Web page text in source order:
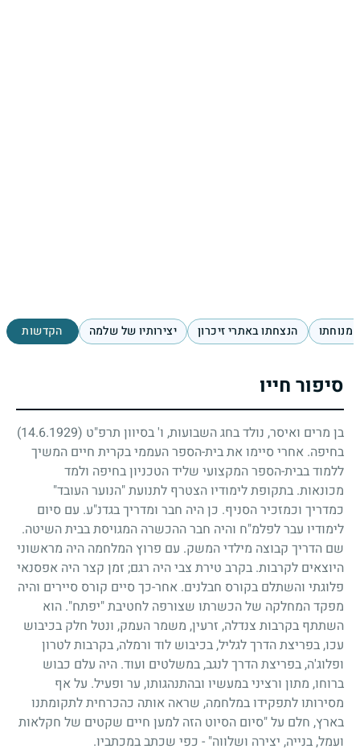
מנוחתו הנצחתו באתרי זיכרון יצירותיו של שלמה הקדשות
סיפור חייו
בן מרים ואיסר, נולד בחג השבועות, ו' בסיוון תרפ"ט (14.6.1929)
בחיפה. אחרי סיימו את בית-הספר העממי בקרית חיים המשיך
ללמוד בבית-הספר המקצועי שליד הטכניון בחיפה ולמד
מכונאות. בתקופת לימודיו הצטרף לתנועת "הנוער העובד"
כמדריך וכמזכיר הסניף. כן היה חבר ומדריך בגדנ"ע. עם סיום
לימודיו עבר לפלמ"ח והיה חבר ההכשרה המגויסת בבית השיטה.
שם הדריך קבוצה מילדי המשק. עם פרוץ המלחמה היה מראשוני
היוצאים לקרבות. בקרב טירת צבי היה רגם; זמן קצר היה אפסנאי
פלוגתי והשתלם בקורס חבלנים. אחר-כך סיים קורס סיירים והיה
מפקד המחלקה של הכשרתו שצורפה לחטיבת "יפתח". הוא
השתתף בקרבות צנדלה, זרעין, משמר העמק, ונטל חלק בכיבוש
עכו, בפריצת הדרך לגליל, בכיבוש לוד ורמלה, בקרבות לטרון
ופלוג'ה, בפריצת הדרך לנגב, במשלטים ועוד. היה עלם כבוש
ברוחו, מתון ורציני במעשיו ובהתנהגותו, ער ופעיל. על אף
מסירותו לתפקידו במלחמה, שראה אותה כהכרחית לתקומתנו
בארץ, חלם על "סיום הסיוט הזה למען חיים שקטים של חקלאות
ועמל, בנייה, יצירה ושלווה" - כפי שכתב במכתביו.